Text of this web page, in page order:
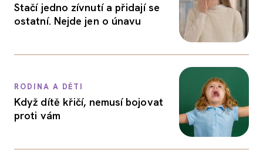
Stačí jedno zívnutí a přidají se
ostatní. Nejde jen o únavu
RODINA A DĚTI
Když dítě křičí, nemusí bojovat
proti vám